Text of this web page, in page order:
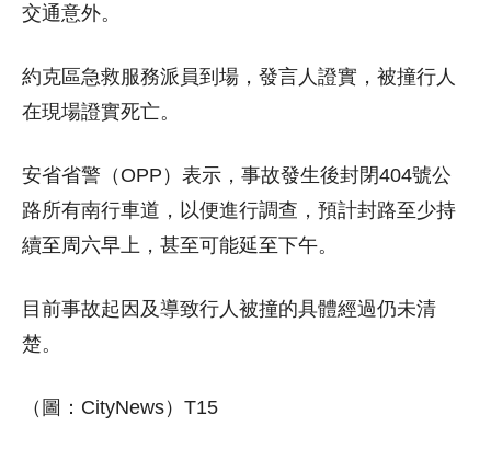
交通意外。
約克區急救服務派員到場，發言人證實，被撞行人
在現場證實死亡。
安省省警（OPP）表示，事故發生後封閉404號公
路所有南行車道，以便進行調查，預計封路至少持
續至周六早上，甚至可能延至下午。
目前事故起因及導致行人被撞的具體經過仍未清
楚。
（圖：CityNews）T15